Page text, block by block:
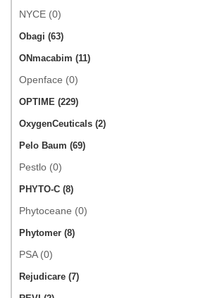
NYCE (0)
Obagi (63)
ONmacabim (11)
Openface (0)
OPTIME (229)
OxygenCeuticals (2)
Pelo Baum (69)
Pestlo (0)
PHYTO-C (8)
Phytoceane (0)
Phytomer (8)
PSA (0)
Rejudicare (7)